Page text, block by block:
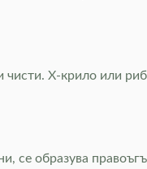
Х-крило или
образува